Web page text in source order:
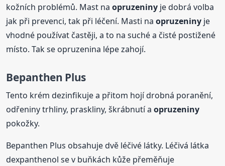
kožních problémů. Mast naopruzeniny je dobrá volba
jak při prevenci, tak při léčení. Masti naopruzeniny je
vhodné používat častěji, a to na suché a čisté postižené
místo. Tak se opruzenina lépe zahojí.
Bepanthen Plus
Tento krém dezinfikuje a přitom hojí drobná poranění,
odřeniny trhliny, praskliny, škrábnutí aopruzeniny
pokožky.
Bepanthen Plus obsahuje dvě léčivé látky. Léčivá látka
dexpanthenol se v buňkách kůže přeměňuje